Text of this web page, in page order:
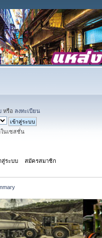
หรือ ลงทะเบียน
ในเซสชั่น
สู่ระบบ สมัครสมาชิก